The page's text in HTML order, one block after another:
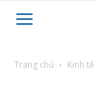
Trang chủ Kinh tế